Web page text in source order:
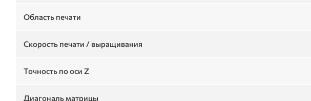
Область печати
Скорость печати / выращивания
Точность по оси Z
Диагональ матрицы